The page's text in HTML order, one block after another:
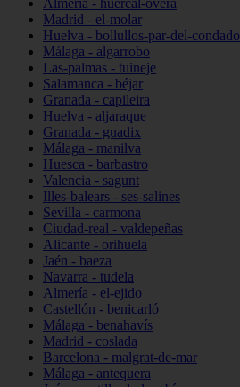
Almería - huércal-overa
Madrid - el-molar
Huelva - bollullos-par-del-condado
Málaga - algarrobo
Las-palmas - tuineje
Salamanca - béjar
Granada - capileira
Huelva - aljaraque
Granada - guadix
Málaga - manilva
Huesca - barbastro
Valencia - sagunt
Illes-balears - ses-salines
Sevilla - carmona
Ciudad-real - valdepeñas
Alicante - orihuela
Jaén - baeza
Navarra - tudela
Almería - el-ejido
Castellón - benicarló
Málaga - benahavís
Madrid - coslada
Barcelona - malgrat-de-mar
Málaga - antequera